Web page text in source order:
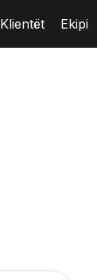
Klientët Ekipi